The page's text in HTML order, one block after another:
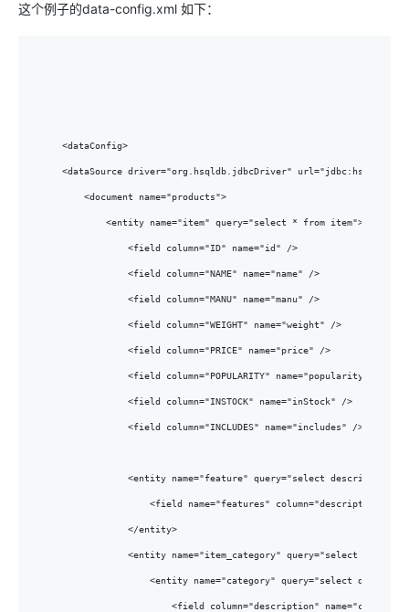
这个例子的data-config.xml 如下：
<dataConfig>
<dataSource driver="org.hsqldb.jdbcDriver" url="jdbc:hsqldb:/
    <document name="products">
        <entity name="item" query="select * from item">
            <field column="ID" name="id" />
            <field column="NAME" name="name" />
            <field column="MANU" name="manu" />
            <field column="WEIGHT" name="weight" />
            <field column="PRICE" name="price" />
            <field column="POPULARITY" name="popularity" />
            <field column="INSTOCK" name="inStock" />
            <field column="INCLUDES" name="includes" />
<entity name="feature" query="select description
                <field name="features" column="description" />
            </entity>
<entity name="item_category" query="select
<entity name="category" query="select
                    <field column="description" name="cat" />